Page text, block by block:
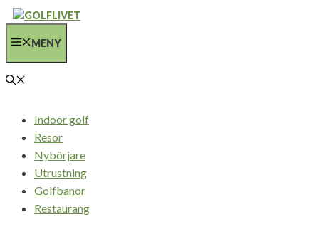
Hoppa
innehållMENY
Indoor golf
Resor
Nybörjare
Utrustning
Golfbanor
Restaurang